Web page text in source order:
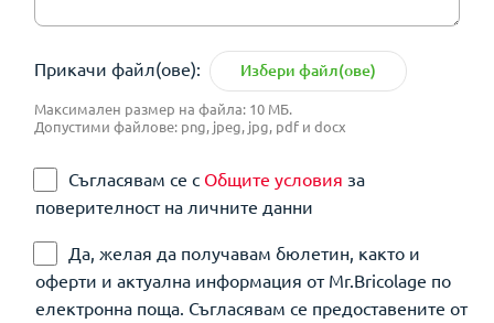
Прикачи файл(ове): Избери файл(ове)
Максимален размер на файла: 10 МБ.
Допустими файлове: png, jpeg, jpg, pdf и docx
Съгласявам се с Общите условия за
поверителност на личните данни
Да, желая да получавам бюлетин, както и
оферти и актуална информация от Mr.Bricolage по
електронна поща. Съгласявам се предоставените от